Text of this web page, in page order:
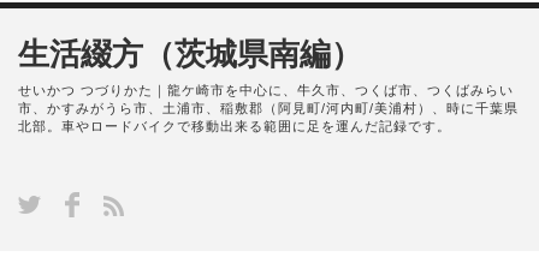
生活綴方（茨城県南編）
せいかつ つづりかた｜龍ケ崎市を中心に、牛久市、つくば市、つくばみらい
市、かすみがうら市、土浦市、稲敷郡（阿見町/河内町/美浦村）、時に千葉県
北部。車やロードバイクで移動出来る範囲に足を運んだ記録です。